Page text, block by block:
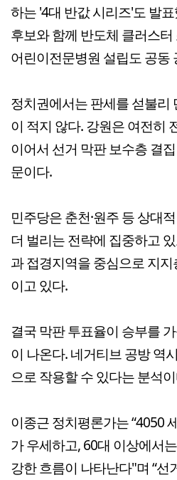
하는 '4대 반값 시리즈'도 발
후보와 함께 반도체 클러스
어린이전문병원 설립도 공동
정치권에서는 판세를 섣불리
이 적지 않다. 강원은 여전히
이어서 선거 막판 보수층 결
문이다.
민주당은 춘천·원주 등 상대
더 벌리는 전략에 집중하고
과 접경지역을 중심으로 지
이고 있다.
결국 막판 투표율이 승부를
이 나온다. 네거티브 공방 역
으로 작용할 수 있다는 분석
이종근 정치평론가는 “4050
가 우세하고, 60대 이상에서
강한 흐름이 나타난다"며 “선